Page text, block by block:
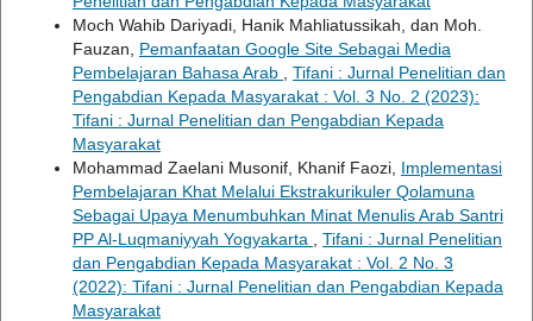
Moch Wahib Dariyadi, Hanik Mahliatussikah, dan Moh.
Fauzan, Pemanfaatan Google Site Sebagai Media
Pembelajaran Bahasa Arab
Tifani : Jurnal Penelitian dan
Pengabdian Kepada Masyarakat : Vol. 3 No. 2 (2023):
Tifani : Jurnal Penelitian dan Pengabdian Kepada
Masyarakat
Mohammad Zaelani Musonif, Khanif Faozi, Implementasi
Pembelajaran Khat Melalui Ekstrakurikuler Qolamuna
Sebagai Upaya Menumbuhkan Minat Menulis Arab Santri
PP Al-Luqmaniyyah Yogyakarta
Tifani : Jurnal Penelitian
dan Pengabdian Kepada Masyarakat : Vol. 2 No. 3
(2022): Tifani : Jurnal Penelitian dan Pengabdian Kepada
Masyarakat